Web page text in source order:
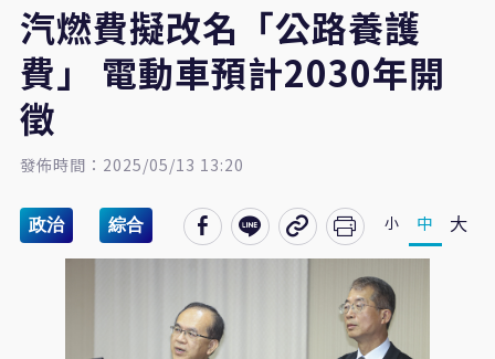
汽燃費擬改名「公路養護
費」 電動車預計2030年開
徵
發佈時間：2025/05/13 13:20
政治 綜合 小 中 大